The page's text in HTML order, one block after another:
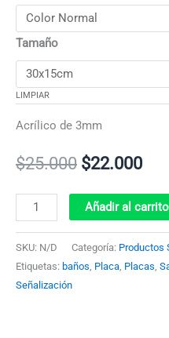
Tamaño
LIMPIAR
Acrílico de 3mm
$25.000 $22.000
Añadir al carrito
SKU: N/D Categoría: Productos
Etiquetas: baños Placa Placas
Señalización